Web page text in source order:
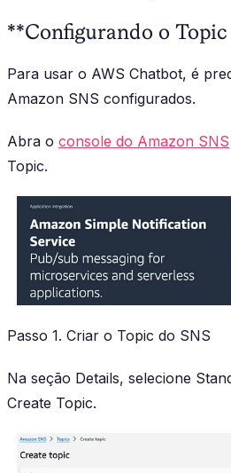
**Configurando o
Para usar o AWS Chatbot, é
Amazon SNS configurados.
Abra o console do Amazon SNS
Topic.
Passo 1. Criar o Topic do SNS
Na seção Details, selecione
Create Topic.